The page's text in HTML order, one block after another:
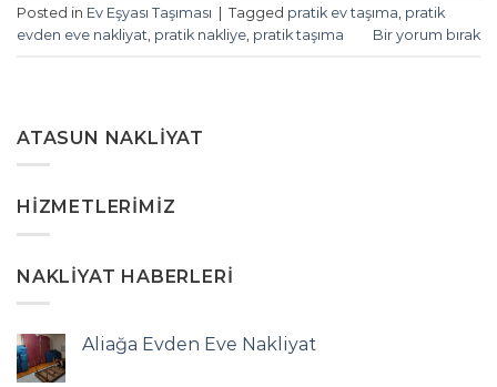
Posted in Ev Eşyası Taşıması Tagged pratik ev taşıma pratik
evden eve nakliyat pratik nakliye pratik taşıma Bir yorum bırak
ATASUN NAKLIYAT
HIZMETLERIMIZ
NAKLIYAT HABERLERI
Aliağa Evden Eve Nakliyat